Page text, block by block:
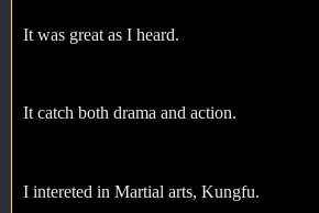
It was great as I heard.
It catch both drama and action.
I intereted in Martial arts, Kungfu.